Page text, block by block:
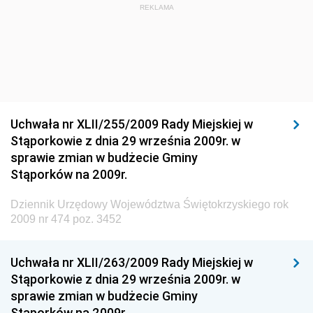
Dziennik Urzędowy Głównego Inspektora Ochrony
Dziennik Urzędowy Ministra Budownictwa i Przemysłu
Materiałów Budowlanych
Dziennik Urzędowy Ministra Infrastruktury i Rozwoju
Dziennik Urzędowy Głównego Inspektoratu Ochrony
Środowiska
Dziennik Urzędowy Generalnej Dyrekcji Ochrony
Dziennik Urzędowy Ministerstwa Administracji,
Gospodarki Terenowej i Ochrony Środowiska
Dziennik Urzędowy Ministerstwa Administracji i
REKLAMA
Uchwała nr XLII/255/2009 Rady Miejskiej w
Stąporkowie z dnia 29 września 2009r. w
sprawie zmian w budżecie Gminy
Stąporków na 2009r.
Dziennik Urzędowy Województwa Świętokrzyskiego rok
2009 nr 474 poz. 3452
Uchwała nr XLII/263/2009 Rady Miejskiej w
Stąporkowie z dnia 29 września 2009r. w
sprawie zmian w budżecie Gminy